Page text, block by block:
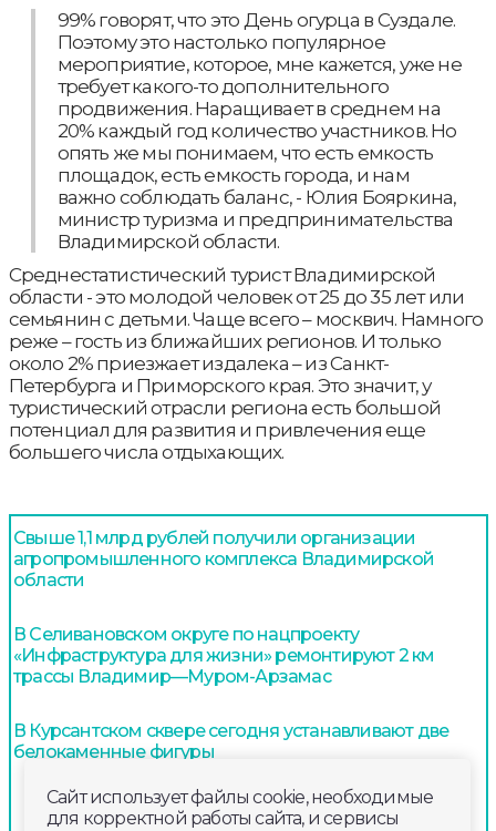
99% говорят, что это День огурца в Суздале.
Поэтому это настолько популярное
мероприятие, которое, мне кажется, уже не
требует какого-то дополнительного
продвижения. Наращивает в среднем на
20% каждый год количество участников. Но
опять же мы понимаем, что есть емкость
площадок, есть емкость города, и нам
важно соблюдать баланс, - Юлия Бояркина,
министр туризма и предпринимательства
Владимирской области.
Среднестатистический турист Владимирской
области - это молодой человек от 25 до 35 лет или
семьянин с детьми. Чаще всего – москвич. Намного
реже – гость из ближайших регионов. И только
около 2% приезжает издалека – из Санкт-
Петербурга и Приморского края. Это значит, у
туристический отрасли региона есть большой
потенциал для развития и привлечения еще
большего числа отдыхающих.
Свыше 1,1 млрд рублей получили организации
агропромышленного комплекса Владимирской
области
В Селивановском округе по нацпроекту
«Инфраструктура для жизни» ремонтируют 2 км
трассы Владимир—Муром-Арзамас
В Курсантском сквере сегодня устанавливают две
белокаменные фигуры
Сайт использует файлы cookie, необходимые
для корректной работы сайта, и сервисы